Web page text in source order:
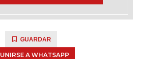
GUARDAR
UNIRSE A WHATSAPP